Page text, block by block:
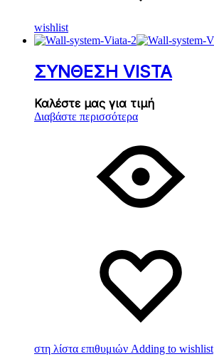
wishlist
ΣΥΝΘΕΣΗ VISTA
Καλέστε μας για τιμή
Διαβάστε περισσότερα
στη λίστα επιθυμιών Adding to wishlist